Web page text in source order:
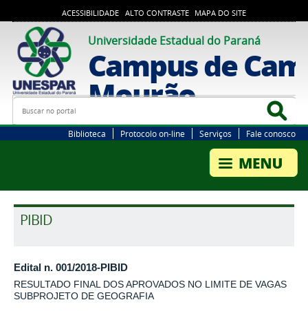
ACESSIBILIDADE ALTO CONTRASTE MAPA DO SITE
Universidade Estadual do Paraná
Campus de
Mourão
Busca
Biblioteca Protocolo on-line Serviços Fale conosco
PIBID
Edital n. 001/2018-PIBID
RESULTADO FINAL DOS APROVADOS NO LIMITE DE VAGAS
SUBPROJETO DE GEOGRAFIA